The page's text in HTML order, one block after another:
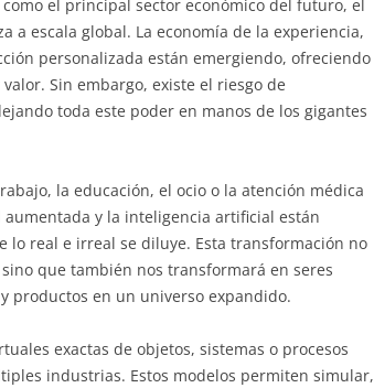
el principal sector económico del futuro, el
a escala global. La economía de la experiencia,
personalizada están emergiendo, ofreciendo
Sin embargo, existe el riesgo de
toda este poder en manos de los gigantes
la educación, el ocio o la atención médica
y la inteligencia artificial están
real e irreal se diluye. Esta transformación no
que también nos transformará en seres
productos en un universo expandido.
exactas de objetos, sistemas o procesos
industrias. Estos modelos permiten simular,